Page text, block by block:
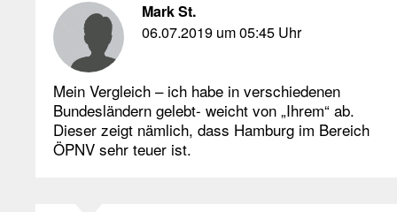
Mark St.
06.07.2019 um 05:45 Uhr
Mein Vergleich – ich habe in verschiedenen
Bundesländern gelebt- weicht von „Ihrem“ ab.
Dieser zeigt nämlich, dass Hamburg im Bereich
ÖPNV sehr teuer ist.